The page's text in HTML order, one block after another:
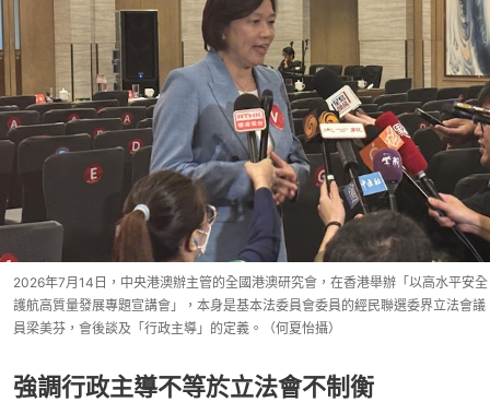
2026年7月14日，中央港澳辦主管的全國港澳研究會，在香港舉辦「以高水平安全
護航高質量發展專題宣講會」，本身是基本法委員會委員的經民聯選委界立法會議
員梁美芬，會後談及「行政主導」的定義。（何夏怡攝）
強調行政主導不等於立法會不制衡